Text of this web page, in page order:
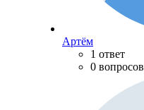
Артём
1 ответ
0 вопросов